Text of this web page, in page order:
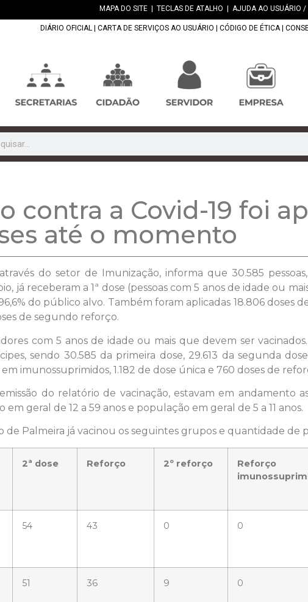
MAPA DO SITE TECLAS DE ATALHO AJUDA AO USUÁRIO /
DIÁRIO OFICIAL CARTA DE SERVIÇOS AO USUÁRIO CÓDIGO DE ÉTICA|
contra a Covid-19 foi
até o momento
do setor de Imunização, informa que 30.585
já receberam a 1ª dose (pessoas com 5 anos de idade ou
do público alvo. Também foram aplicadas 18.806 doses
de segundo reforço.
com 5 anos de idade ou mais que devem ser
sendo 30.585 da primeira dose, 29.613 da segunda
imunossuprimidos, 1.182 de dose única e 760 doses de
do relatório de vacinação, estavam em andamento
em geral de 12 a 59 anos e população em geral de 5 a 11 anos.
Palmeira já vacinou os seguintes grupos e quantidade de
2ª dose Reforço 2º reforço
Reforço
54 43 0 0
51 36 9 0